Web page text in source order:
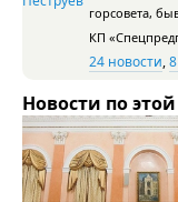
горсовета,
КП
24 новости,
Новости по